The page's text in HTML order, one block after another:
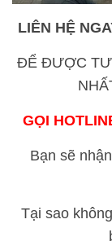
LIÊN HỆ
ĐỂ ĐƯỢC TƯ
GỌI
Bạn sẽ
Tại sao